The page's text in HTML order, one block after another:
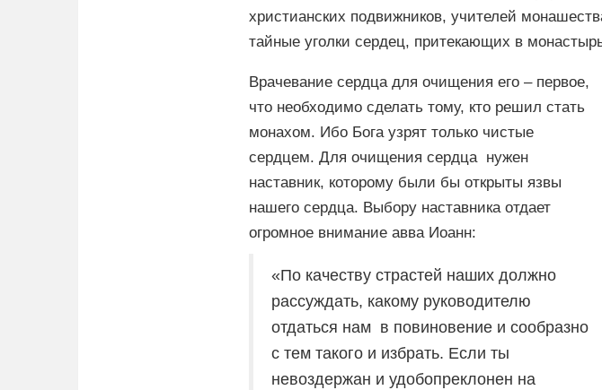
христианских подвижников, учителей
тайные уголки сердец, притекающих в
Врачевание сердца для очищения его – первое,
что необходимо сделать тому, кто решил стать
монахом. Ибо Бога узрят только чистые
сердцем. Для очищения сердца нужен
наставник, которому были бы открыты язвы
нашего сердца. Выбору наставника отдает
огромное внимание авва Иоанн:
«По качеству страстей наших должно
рассуждать, какому руководителю
отдаться нам в повиновение и сообразно
с тем такого и избрать. Если ты
невоздержан и удобопреклонен на